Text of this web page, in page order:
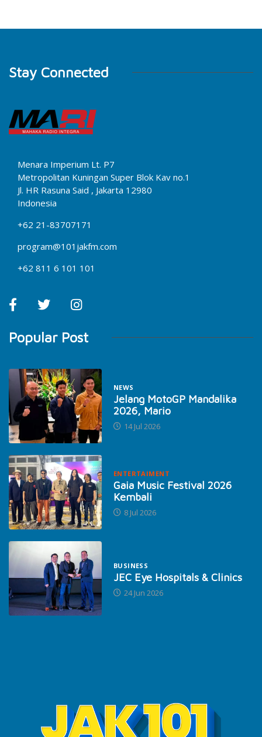
Stay Connected
Menara Imperium Lt. P7
Metropolitan Kuningan Super Blok Kav no.1
Jl. HR Rasuna Said , Jakarta 12980
Indonesia
+62 21-83707171
program@101jakfm.com
+62 811 6 101 101
Popular Post
NEWS
Jelang MotoGP Mandalika
2026, Mario
14 Jul 2026
ENTERTAIMENT
Gaia Music Festival 2026
Kembali
8 Jul 2026
BUSINESS
JEC Eye Hospitals & Clinics
24 Jun 2026